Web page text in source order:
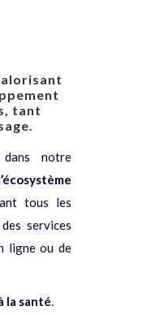
tant
notre
tous les
services
ligne ou de
la santé